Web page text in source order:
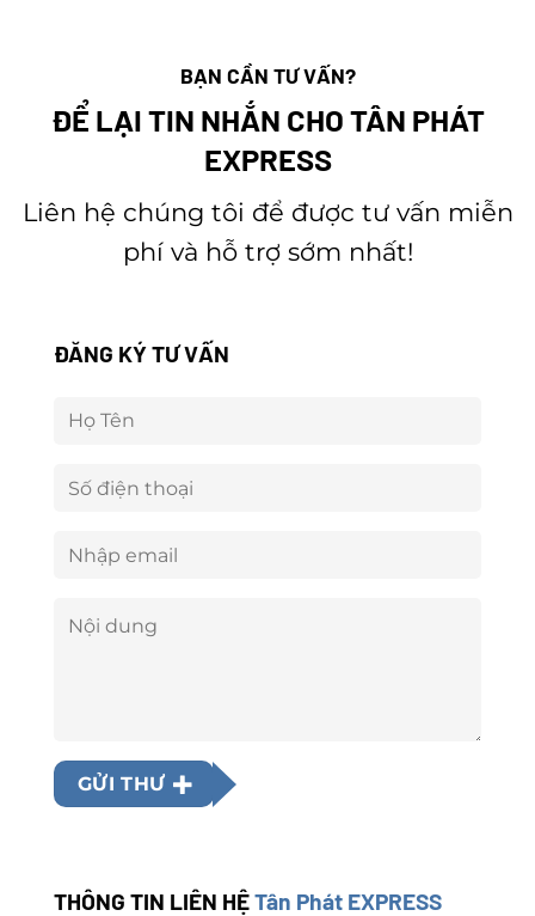
BẠN CẦN TƯ VẤN?
ĐỂ LẠI TIN NHẮN CHO TÂN PHÁT
EXPRESS
Liên hệ chúng tôi để được tư vấn miễn
phí và hỗ trợ sớm nhất!
ĐĂNG KÝ TƯ VẤN
GỬI THƯ
THÔNG TIN LIÊN HỆTân Phát EXPRESS